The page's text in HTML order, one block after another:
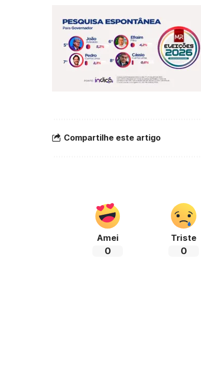
Compartilhe este artigo
Amei
0
Triste
0